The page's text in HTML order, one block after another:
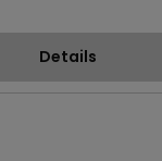
Details